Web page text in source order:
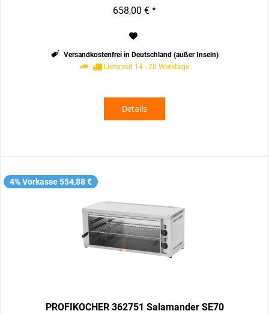
658,00 € *
Versandkostenfrei in Deutschland (außer Inseln)
Lieferzeit 14 - 20 Werktage
Details
4% Vorkasse 554,88 €
PROFIKOCHER 362751 Salamander SE70